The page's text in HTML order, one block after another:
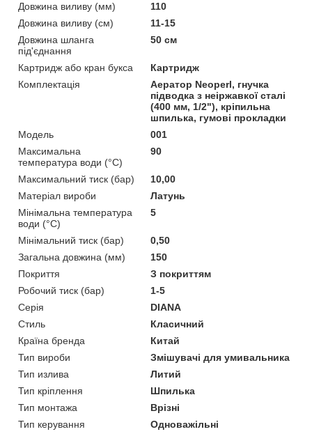
Довжина виливу (мм)
110
Довжина виливу (см)
11-15
Довжина шланга
під'єднання
50 см
Картридж або кран букса
Картридж
Комплектація
Аератор Neoperl, гнучка
підводка з неіржавкої сталі
(400 мм, 1/2"), кріпильна
шпилька, гумові прокладки
Мoдель
001
Максимальна
температура води (°C)
90
Максимальний тиск (бар)
10,00
Матеріал вироби
Латунь
Мінімальна температура
води (°C)
5
Мінімальний тиск (бар)
0,50
Загальна довжина (мм)
150
Покриття
З покриттям
Робочий тиск (бар)
1-5
Серія
DIANA
Стиль
Класичний
Країна бренда
Китай
Тип вироби
Змішувачі для умивальника
Тип излива
Литий
Тип кріплення
Шпилька
Тип монтажа
Врізні
Тип керування
Одноважільні